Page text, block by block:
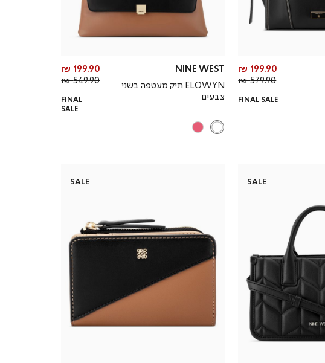
מחיר
מוצר
199.90 ₪
מחיר
579.90 ₪
FINAL SALE
NINE WEST
ELOWYN תיק מעטפה בשני
צבעים
מחיר
מוצר
199.90 ₪
מחיר
549.90 ₪
FINAL
SALE
SALE
SALE